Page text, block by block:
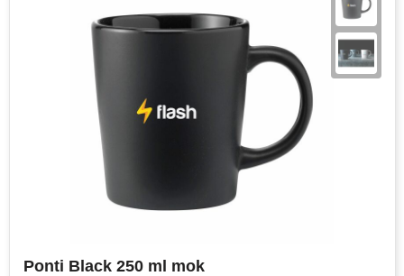
Ponti Black 250 ml mok